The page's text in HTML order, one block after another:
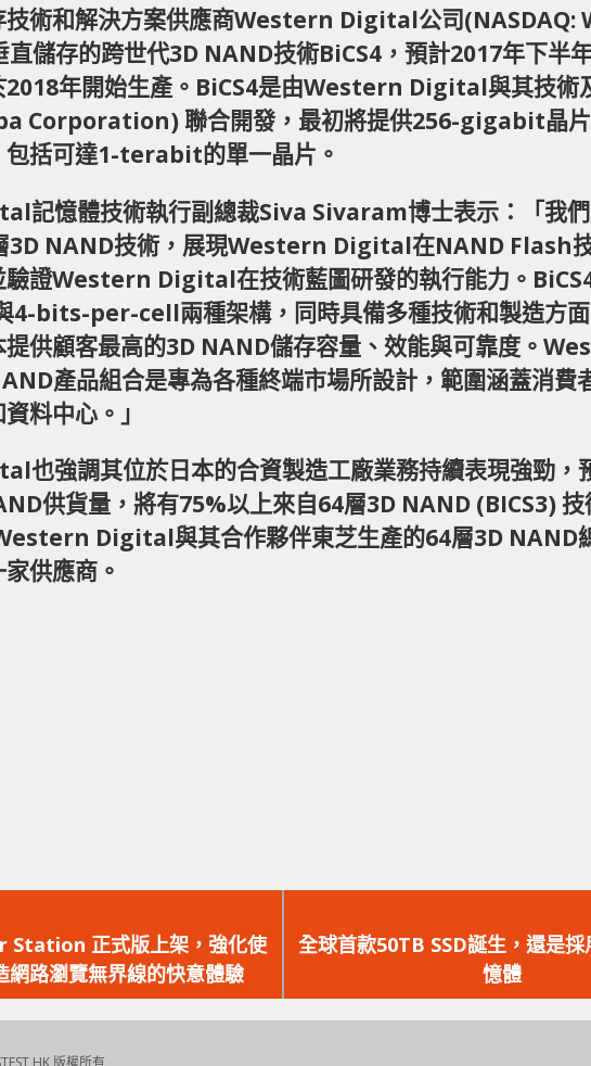
技術和解決方案供應商Western Digital公司(NASDAQ:
直儲存的跨世代3D NAND技術BiCS4，預計2017年下半
2018年開始生產。BiCS4是由Western Digital與其技術
Corporation) 聯合開發，最初將提供256-gigabit晶
包括可達1-terabit的單一晶片。
記憶體技術執行副總裁Siva Sivaram博士表示：「我們
3D NAND技術，展現Western Digital在NAND Flash
驗證Western Digital在技術藍圖研發的執行能力。
bits-per-cell兩種架構，同時具備多種技術和製造方面
提供顧客最高的3D NAND儲存容量、效能與可靠度。
產品組合是專為各種終端市場所設計，範圍涵蓋消費
料中心。」
強調其位於日本的合資製造工廠業務持續表現強勁，
供貨量，將有75%以上來自64層3D NAND (BICS3) 技
Digital與其合作夥伴東芝生產的64層3D NAND
供應商。
一
篇
文
Station 正式版上架，強化使
網路瀏覽無界線的快意體驗
一
篇
文
全球首款50TB SSD誕生，還是
憶體
HK 版權所有